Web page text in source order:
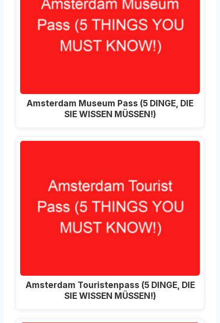
Amsterdam Museum Pass (5 DINGE, DIE
SIE WISSEN MÜSSEN!)
Amsterdam Touristenpass (5 DINGE, DIE
SIE WISSEN MÜSSEN!)